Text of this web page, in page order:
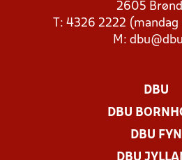
2605
T: 4326 2222
M:
DBU
DBU
DBU FYN